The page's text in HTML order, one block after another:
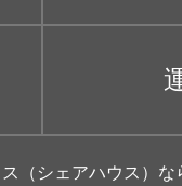
（シェアハウス）な